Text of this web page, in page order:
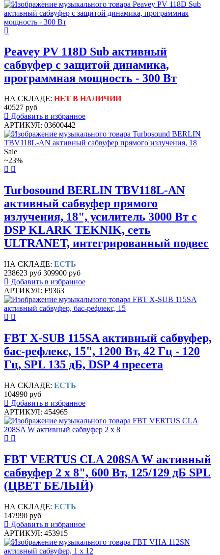
Peavey PV 118D Sub активный
сабвуфер с защитой динамика,
программная мощность - 300 Вт
НА СКЛАДЕ: НЕТ В НАЛИЧИИ
40527 руб
Добавить в избранное
АРТИКУЛ: 03600442
Sale
~23%
Turbosound BERLIN TBV118L-AN
активный сабвуфер прямого
излучения, 18", усилитель 3000 Вт с
DSP KLARK TEKNIK, сеть
ULTRANET, интегрированный подвес
НА СКЛАДЕ: ЕСТЬ
238623 руб 309900 руб
Добавить в избранное
АРТИКУЛ: F9363
FBT X-SUB 115SA активный сабвуфер,
бас-рефлекс, 15", 1200 Вт, 42 Гц - 120
Гц, SPL 135 дБ, DSP 4 пресета
НА СКЛАДЕ: ЕСТЬ
104990 руб
Добавить в избранное
АРТИКУЛ: 454965
FBT VERTUS CLA 208SA W активный
сабвуфер 2 х 8", 600 Вт, 125/129 дБ SPL
(ЦВЕТ БЕЛЫЙ)
НА СКЛАДЕ: ЕСТЬ
147990 руб
Добавить в избранное
АРТИКУЛ: 453915